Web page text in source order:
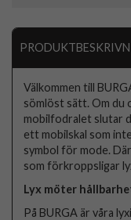
Välkommen till
sömlöst sätt. Om
mobilfodralet slutar
ett mobilskal som
symbol för mode.
som förkroppsligar
Lyx möter
På BURGA är våra